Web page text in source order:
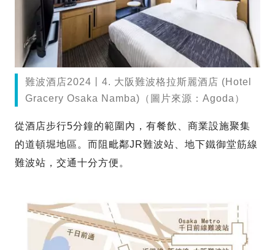
難波酒店2024丨4. 大阪難波格拉斯麗酒店 (Hotel
Gracery Osaka Namba)（圖片來源：Agoda）
從酒店步行5分鐘的範圍內，有餐飲、商業設施聚集
的道頓堀地區。而阻毗鄰JR難波站、地下鐵御堂筋線
難波站，交通十分方便。